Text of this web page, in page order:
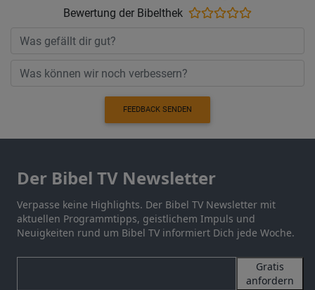
Bewertung der Bibelthek
FEEDBACK SENDEN
Der Bibel TV Newsletter
Verpasse keine Highlights. Der Bibel TV Newsletter mit
aktuellen Programmtipps, geistlichem Impuls und
Neuigkeiten rund um Bibel TV informiert Dich jede Woche.
Gratis
anfordern